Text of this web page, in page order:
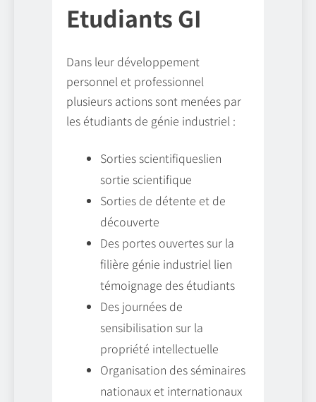
Etudiants GI
Dans leur développement
personnel et professionnel
plusieurs actions sont menées par
les étudiants de génie industriel :
Sorties scientifiqueslien
sortie scientifique
Sorties de détente et de
découverte
Des portes ouvertes sur la
filière génie industriel lien
témoignage des étudiants
Des journées de
sensibilisation sur la
propriété intellectuelle
Organisation des séminaires
nationaux et internationaux